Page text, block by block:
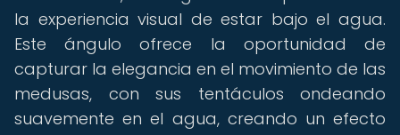
la experiencia visual de estar bajo el agua.
Este ángulo ofrece la oportunidad de
capturar la elegancia en el movimiento de las
medusas, con sus tentáculos ondeando
suavemente en el agua, creando un efecto